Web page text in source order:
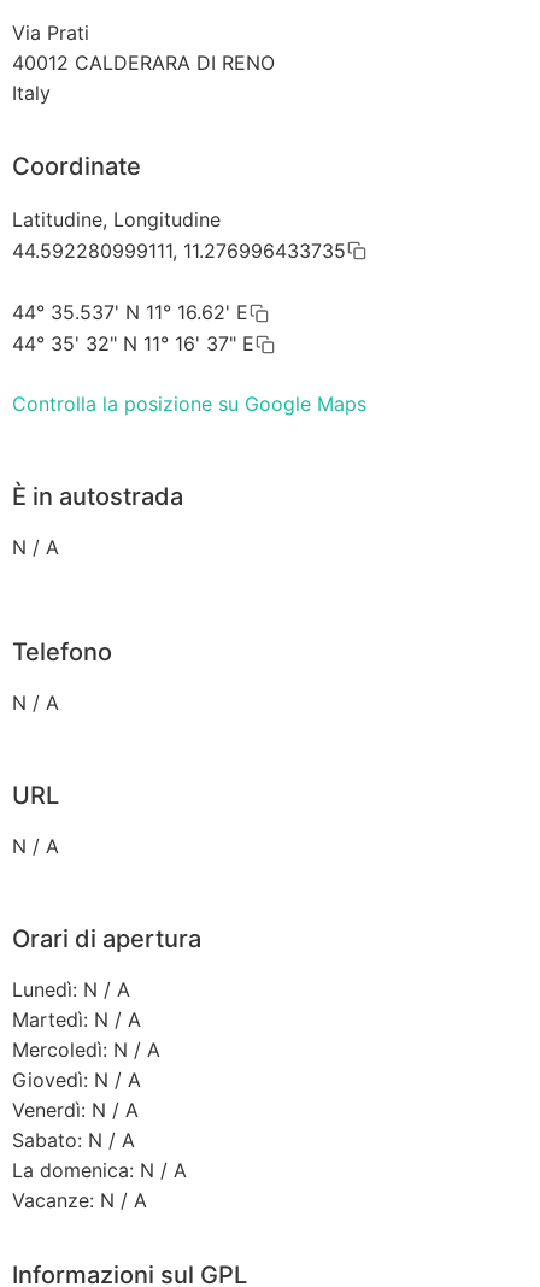
Via Prati
40012 CALDERARA DI RENO
Italy
Coordinate
Latitudine, Longitudine
44.592280999111, 11.276996433735
44° 35.537' N 11° 16.62' E
44° 35' 32" N 11° 16' 37" E
Controlla la posizione su Google Maps
È in autostrada
N / A
Telefono
N / A
URL
N / A
Orari di apertura
Lunedì: N / A
Martedì: N / A
Mercoledì: N / A
Giovedì: N / A
Venerdì: N / A
Sabato: N / A
La domenica: N / A
Vacanze: N / A
Informazioni sul GPL